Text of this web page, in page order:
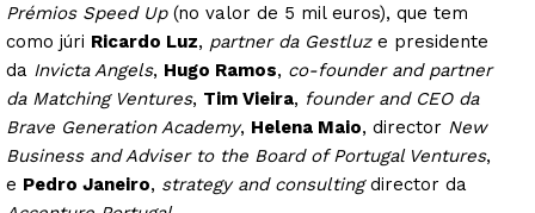
Prémios Speed Up(no valor de 5 mil euros), que tem
como júri Ricardo Luz, partner da Gestluze presidente
da Invicta Angels, Hugo Ramos, co-founder and partner
da Matching Ventures, Tim Vieira, founder and CEO da
Brave Generation Academy, Helena Maio, director New
Business and Adviser to the Board of Portugal Ventures,
e Pedro Janeiro, strategy and consultingdirector da